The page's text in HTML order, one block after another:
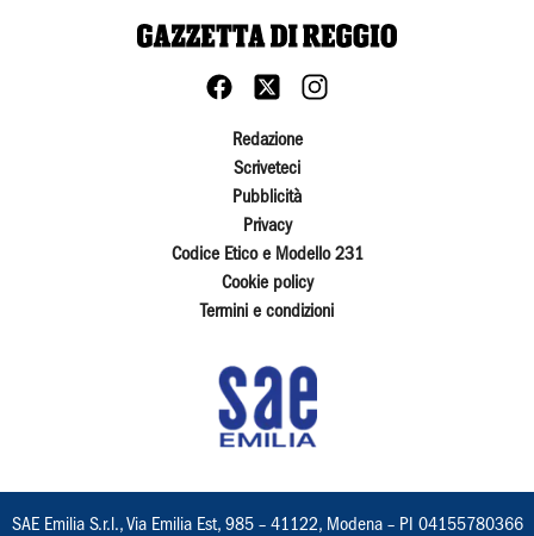
Redazione
Scriveteci
Pubblicità
Privacy
Codice Etico e Modello 231
Cookie policy
Termini e condizioni
SAE Emilia S.r.l., Via Emilia Est, 985 – 41122, Modena – PI 04155780366